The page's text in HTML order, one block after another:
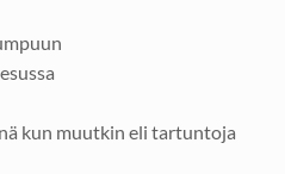
kun muutkin eli tartuntoja